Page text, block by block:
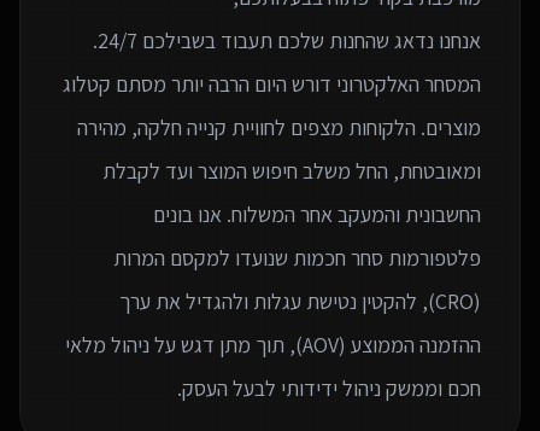
המסחר האלקטרוני דורש היום הרבה יותר מסתם קטלוג
מוצרים. הלקוחות מצפים לחוויית קנייה חלקה, מהירה
ומאובטחת, החל משלב חיפוש המוצר ועד לקבלת
החשבונית והמעקב אחר המשלוח. אנו בונים
פלטפורמות סחר חכמות שנועדו למקסם המרות
(CRO), להקטין נטישת עגלות ולהגדיל את ערך
ההזמנה הממוצע (AOV), תוך מתן דגש על ניהול מלאי
חכם וממשק ניהול ידידותי לבעל העסק.